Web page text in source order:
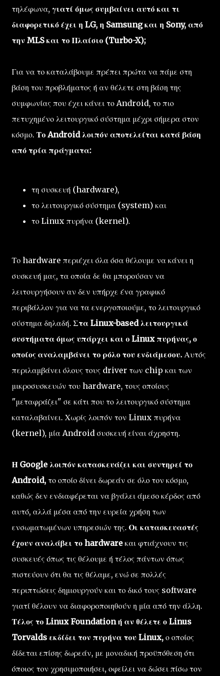
τηλέφωνα, γιατί όμως συμβαίνει αυτό και τι
διαφορετικό έχει η LG, η Samsung και η Sony, από
την MLS και το Πλαίσιο (Turbo-X);
Για να το καταλάβουμε πρέπει πρώτα να πάμε στη
βάση του προβλήματος ή αν θέλετε στη βάση της
συμφωνίας που έχει κάνει το Android, το πιο
πετυχημένο λειτουργικό σύστημα μέχρι σήμερα στον
κόσμο. Το Android λοιπόν αποτελείται κατά βάση
από τρία πράγματα:
τη συσκευή (hardware),
το λειτουργικό σύστημα (system) και
το Linux πυρήνα (kernel).
Το hardware περιέχει όλα όσα θέλουμε να κάνει η
συσκευή μας, τα οποία δε θα μπορούσαν να
λειτουργήσουν αν δεν υπήρχε ένα γραφικό
περιβάλλον για να τα ενεργοποιούμε, το λειτουργικό
σύστημα δηλαδή. Στα Linux-based λειτουργικά
συστήματα όμως υπάρχει και ο Linux πυρήνας, ο
οποίος αναλαμβάνει το ρόλο του ενδιάμεσου. Αυτός
περιλαμβάνει όλους τους driver των chip και των
μικροσυσκευών του hardware, τους οποίους
"μεταφράζει" σε κάτι που το λειτουργικό σύστημα
καταλαβαίνει. Χωρίς λοιπόν τον Linux πυρήνα
(kernel), μία Android συσκευή είναι άχρηστη.
Η Google λοιπόν κατασκευάζει και συντηρεί το
Android, το οποίο δίνει δωρεάν σε όλο τον κόσμο,
καθώς δεν ενδιαφέρεται να βγάλει άμεσο κέρδος από
αυτό, αλλά μέσα από την ευρεία χρήση των
ενσωματωμένων υπηρεσιών της. Οι κατασκευαστές
έχουν αναλάβει το hardware και φτιάχνουν τις
συσκευές όπως τις θέλουμε ή τέλος πάντων όπως
πιστεύουν ότι θα τις θέλαμε, ενώ σε πολλές
περιπτώσεις δημιουργούν και το δικό τους software
γιατί θέλουν να διαφοροποιηθούν η μία από την άλλη.
Τέλος το Linux Foundation ή αν θέλετε ο Linus
Torvalds εκδίδει τον πυρήνα του Linux, ο οποίος
δίδεται επίσης δωρεάν, με μοναδική προϋπόθεση ότι
όποιος τον χρησιμοποιήσει, οφείλει να δώσει πίσω τον